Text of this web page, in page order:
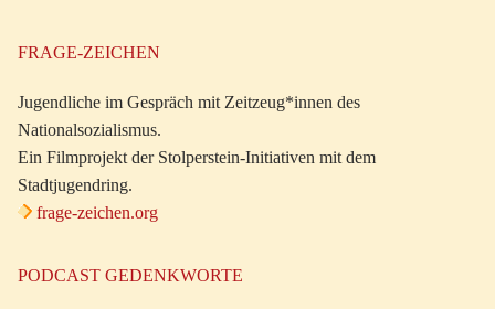
FRAGE-ZEICHEN
Jugendliche im Gespräch mit Zeitzeug*innen des
Nationalsozialismus.
Ein Filmprojekt der Stolperstein-Initiativen mit dem
Stadtjugendring.
frage-zeichen.org
PODCAST GEDENKWORTE